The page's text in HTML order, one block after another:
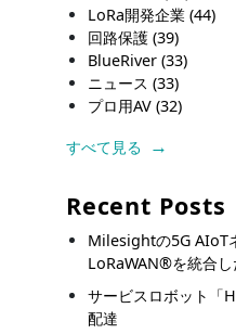
LoRa開発企業(44)
回路保護(39)
BlueRiver(33)
ニュース(33)
プロ用AV(32)
すべて見る
Recent Posts
Milesightの5G AIoT
LoRaWAN®を統合
サービスロボット「
配達